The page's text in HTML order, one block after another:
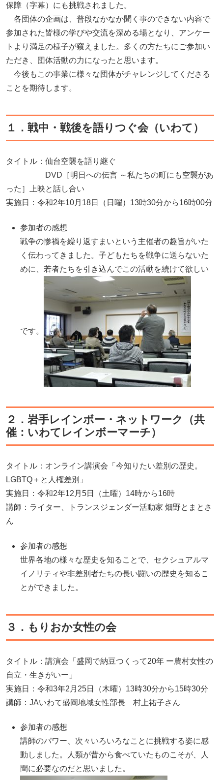
保障（字幕）にも挑戦されました。
各団体の企画は、普段なかなか聞く事のできない内容で
参加された皆様の学びや交流を深める場となり、アンケー
トより満足の様子が窺えました。多くの方たちにご参加い
ただき、団体活動の力になったと思います。
今後もこの事業に様々な団体がチャレンジしてくださる
ことを期待します。
１．戦中・戦後を語りつぐ会（いわて）
タイトル：仙台空襲を語り継ぐ
DVD［明日への伝言 ～私たちの町にも空襲があ
った］上映と話し合い
実施日：令和2年10月18日（日曜）13時30分から16時00分
参加者の感想
戦争の惨禍を繰り返すまいという主催者の趣旨がいた
く伝わってきました。子どもたちを戦争に送らないた
めに、若者たちを引き込んでこの活動を続けて欲しい
です。
２．岩手レインボー・ネットワーク（共
催：いわてレインボーマーチ）
タイトル：オンライン講演会「今知りたい差別の歴史。
LGBTQ＋と人権差別」
実施日：令和2年12月5日（土曜）14時から16時
講師：ライター、トランスジェンダー活動家 畑野とまとさ
ん
参加者の感想
世界各地の様々な歴史を知ることで、セクシュアルマ
イノリティや非差別者たちの長い闘いの歴史を知るこ
とができました。
３．もりおか女性の会
タイトル：講演会「盛岡で納豆つくって20年 ー農村女性の
自立・生きがいー」
実施日：令和3年2月25日（木曜）13時30分から15時30分
講師：JAいわて盛岡地域女性部長 村上祐子さん
参加者の感想
講師のパワー、次々いろいろなことに挑戦する姿に感
動しました。人類が昔から食べていたものこそが、人
間に必要なのだと思いました。